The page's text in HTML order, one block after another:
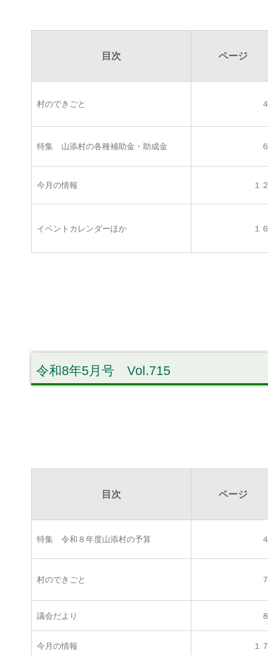
目次 ページ
村のできごと ４
特集 山添村の各種補助金・助成金 ６
今月の情報 １２
イベントカレンダーほか １６
令和8年5月号 Vol.715
目次 ページ
特集 令和８年度山添村の予算 ４
村のできごと ７
議会だより ８
今月の情報 １７